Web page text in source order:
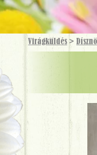
Virágküldés >